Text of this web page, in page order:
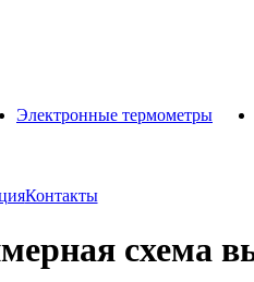
Электронные термометры
Контакты
схема